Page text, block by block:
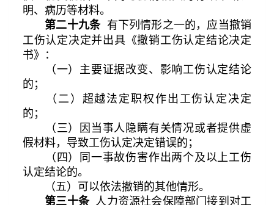
明、病历等材料。
第二十九条有下列情形之一的，应当撤销
工伤认定决定并出具《撤销工伤认定结论决定
书》：
（一）主要证据改变、影响工伤认定结论
的；
（二）超越法定职权作出工伤认定决定
的；
（三）因当事人隐瞒有关情况或者提供虚
假材料，导致工伤认定决定错误的；
（四）同一事故伤害作出两个及以上工伤
认定结论的。
（五）可以依法撤销的其他情形。
第三十条人力资源社会保障部门接到对工